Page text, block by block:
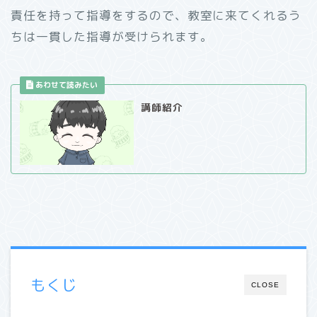
責任を持って指導をするので、教室に来てくれるう
ちは一貫した指導が受けられます。
講師紹介
CLOSE
もくじ